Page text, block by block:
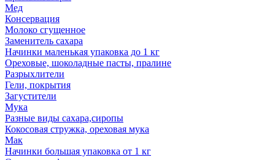
Мед
Консервация
Молоко сгущенное
Заменитель сахара
Начинки маленькая упаковка до 1 кг
Ореховые, шоколадные пасты, пралине
Разрыхлители
Гели, покрытия
Загустители
Мука
Разные виды сахара,сиропы
Кокосовая стружка, ореховая мука
Мак
Начинки большая упаковка от 1 кг